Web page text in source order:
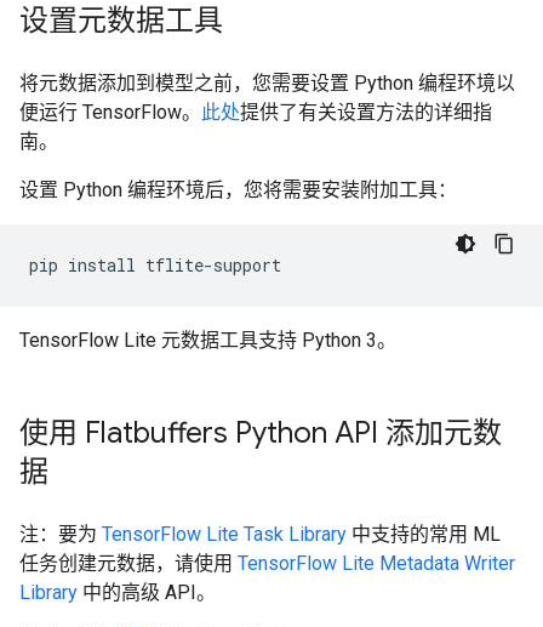
设置元数据工具
将元数据添加到模型之前，您需要设置 Python 编程环境以
便运行 TensorFlow。
此处提供了有关设置方法的详细指
南。
设置 Python 编程环境后，您将需要安装附加工具：
pip install
TensorFlow Lite 元数据工具支持 Python 3。
使用 Flatbuffers Python API 添加元数
据
注：要为 TensorFlow Lite Task Library 中支持的常用 ML
任务创建元数据，请使用 TensorFlow Lite Metadata Writer
Library 中的高级 API。